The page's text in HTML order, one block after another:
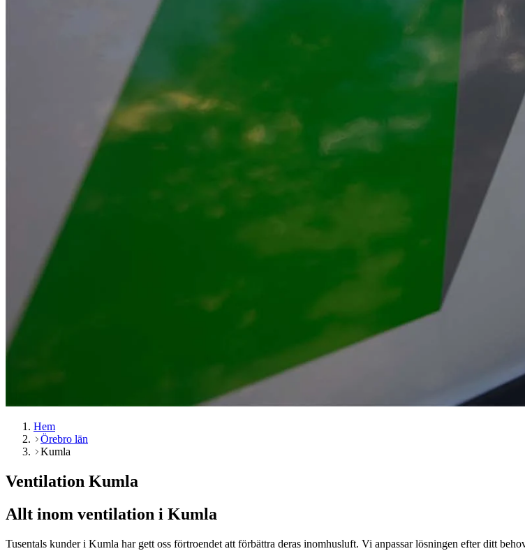
Hem
Örebro län
Kumla
Ventilation Kumla
Allt inom ventilation i Kumla
Tusentals kunder i Kumla har gett oss förtroendet att förbättra deras inomhusluft. Vi anpassar lösningen efter ditt